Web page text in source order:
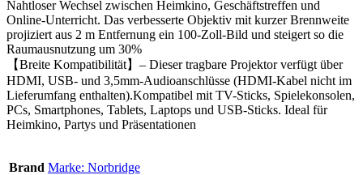
Nahtloser Wechsel zwischen Heimkino, Geschäftstreffen und
Online-Unterricht. Das verbesserte Objektiv mit kurzer Brennweite
projiziert aus 2 m Entfernung ein 100-Zoll-Bild und steigert so die
Raumausnutzung um 30%
【Breite Kompatibilität】– Dieser tragbare Projektor verfügt über
HDMI, USB- und 3,5mm-Audioanschlüsse (HDMI-Kabel nicht im
Lieferumfang enthalten).Kompatibel mit TV-Sticks, Spielekonsolen,
PCs, Smartphones, Tablets, Laptops und USB-Sticks. Ideal für
Heimkino, Partys und Präsentationen
Brand Marke: Norbridge